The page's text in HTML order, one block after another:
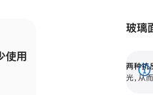
使用
有高亮光源的场所使
玻璃
两种抗
光，从